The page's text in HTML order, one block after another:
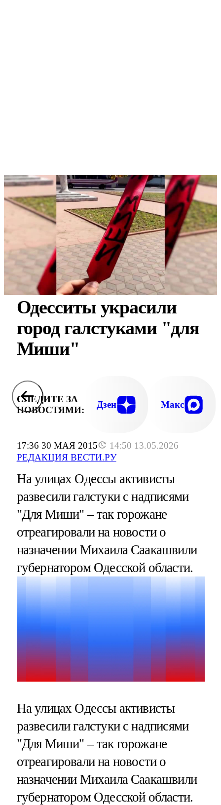
17:36 30 МАЯ 2015
14:50 13.05.2026
РЕДАКЦИЯ ВЕСТИ.РУ
Одесситы украсили
город галстуками "для
Миши"
СЛЕДИТЕ ЗА
НОВОСТЯМИ:
Дзен Макс
На улицах Одессы активисты
развесили галстуки с надписями
"Для Миши" – так горожане
отреагировали на новости о
назначении Михаила Саакашвили
губернатором Одесской области.
На улицах Одессы активисты
развесили галстуки с надписями
"Для Миши" – так горожане
отреагировали на новости о
назначении Михаила Саакашвили
губернатором Одесской области.